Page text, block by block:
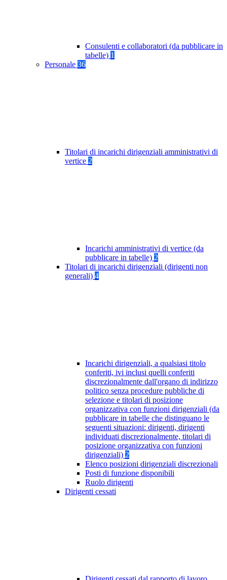
Consulenti e collaboratori (da pubblicare in
tabelle) 1
Personale 36
Titolari di incarichi dirigenziali amministrativi di
vertice 2
Incarichi amministrativi di vertice (da
pubblicare in tabelle) 2
Titolari di incarichi dirigenziali (dirigenti non
generali) 4
Incarichi dirigenziali, a qualsiasi titolo
conferiti, ivi inclusi quelli conferiti
discrezionalmente dall'organo di indirizzo
politico senza procedure pubbliche di
selezione e titolari di posizione
organizzativa con funzioni dirigenziali (da
pubblicare in tabelle che distinguano le
seguenti situazioni: dirigenti, dirigenti
individuati discrezionalmente, titolari di
posizione organizzativa con funzioni
dirigenziali) 2
Elenco posizioni dirigenziali discrezionali
Posti di funzione disponibili
Ruolo dirigenti
Dirigenti cessati